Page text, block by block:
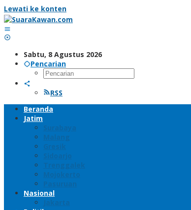
Lewati ke konten
Sabtu, 8 Agustus 2026
Pencarian
RSS
Beranda
Jatim
Surabaya
Malang
Gresik
Sidoarjo
Trenggalek
Mojokerto
Pasuruan
Nasional
Jakarta